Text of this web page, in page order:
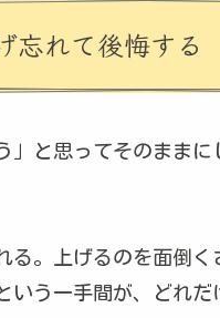
れて後悔する
」と思ってそのまま
る。上げるのを面倒
いう一手間が、どれ